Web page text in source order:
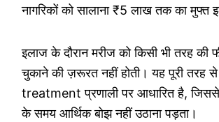
नागरिकों को सालाना ₹5 लाख तक का मुफ्त
इलाज के दौरान मरीज को किसी भी तरह की
चुकाने की ज़रूरत नहीं होती। यह पूरी तरह
treatment प्रणाली पर आधारित है,
के समय आर्थिक बोझ नहीं उठाना पड़ता।